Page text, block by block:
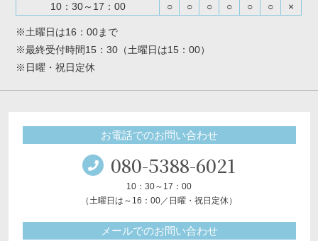
10：30～17：00
○ ○ ○ ○ ○ ○ ×
※土曜日は16：00まで
※最終受付時間15：30（土曜日は15：00）
※日曜・祝日定休
お電話でのお問い合わせ
080-5388-6021
10：30～17：00
（土曜日は～16：00／日曜・祝日定休）
メールでのお問い合わせ